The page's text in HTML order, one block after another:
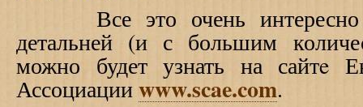
Все это очень интересно
детальней (и с большим
можно будет узнать на сайтe
Ассоциацииwww.scae.com.